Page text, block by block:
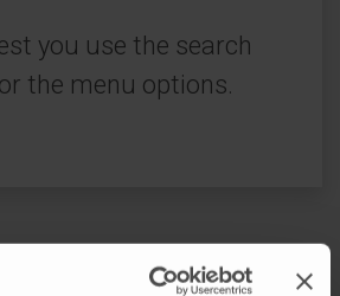
you use the search
the menu options.